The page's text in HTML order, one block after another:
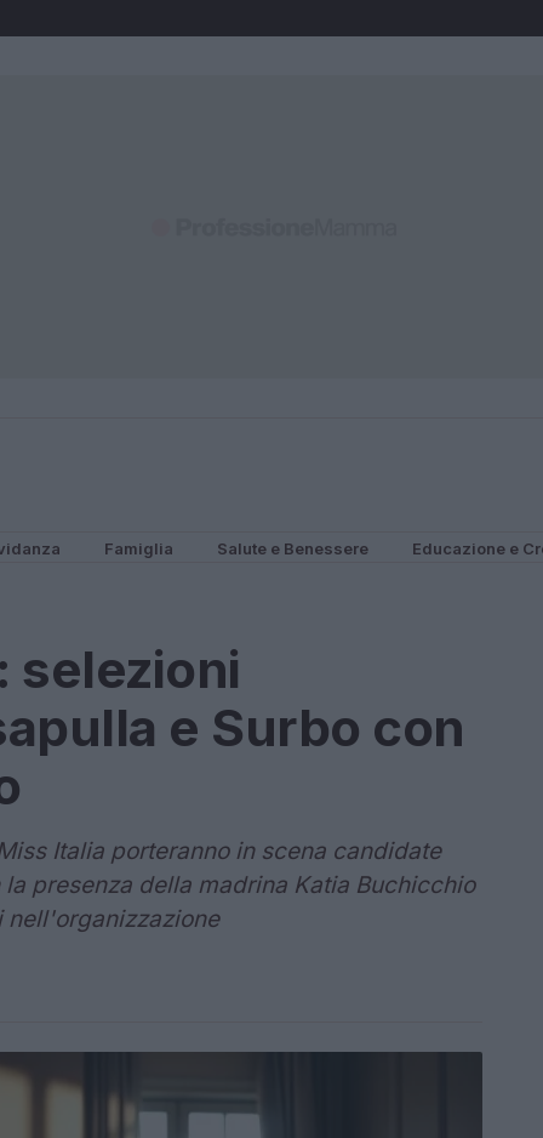
Famiglia Salute e Benessere Educazione e
selezioni
e Surbo con
Italia porteranno in scena candidate
presenza della madrina Katia Buchicchio
nell'organizzazione